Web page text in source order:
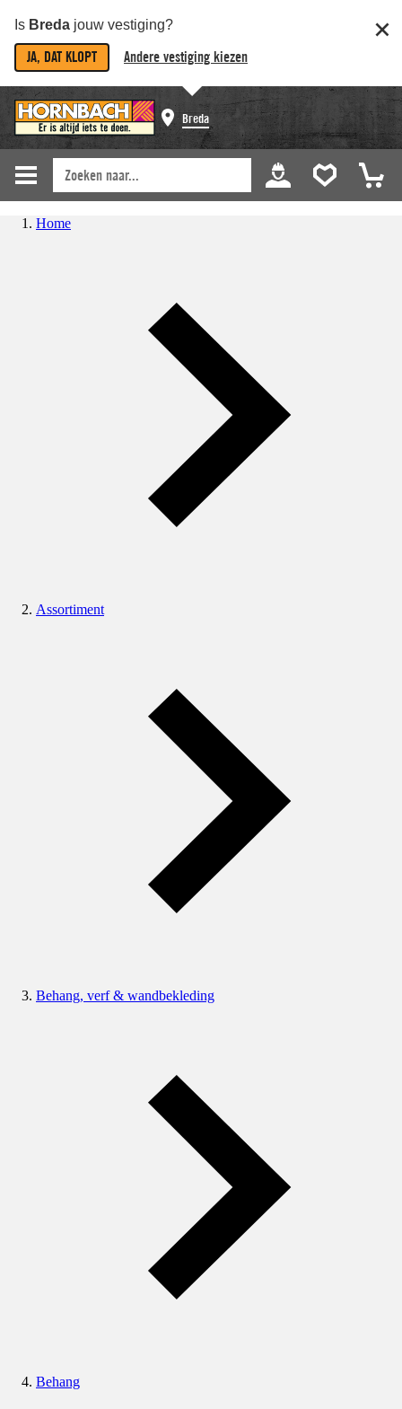
Is Breda jouw vestiging?
JA, DAT KLOPT Andere vestiging kiezen
Breda
Home
Assortiment
Behang, verf & wandbekleding
Behang